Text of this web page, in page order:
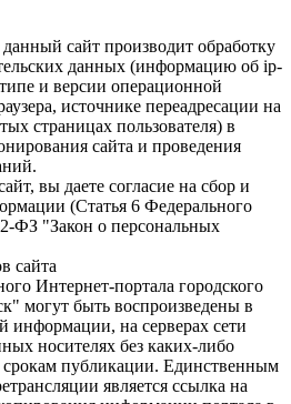
сайт производит обработку
данных (информацию об ip-
и версии операционной
источнике переадресации на
страницах пользователя) в
сайта и проведения
вы даете согласие на сбор и
(Статья 6 Федерального
ФЗ "Закон о персональных
сайта
Интернет-портала городского
могут быть воспроизведены в
информации, на серверах сети
носителях без каких-либо
публикации. Единственным
является ссылка на